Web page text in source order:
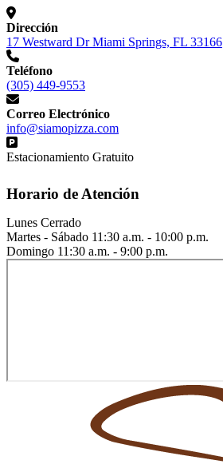
Dirección
17 Westward Dr Miami Springs, FL 33166
Teléfono
(305) 449-9553
Correo Electrónico
info@siamopizza.com
Estacionamiento Gratuito
Horario de Atención
Lunes Cerrado
Martes - Sábado 11:30 a.m. - 10:00 p.m.
Domingo 11:30 a.m. - 9:00 p.m.